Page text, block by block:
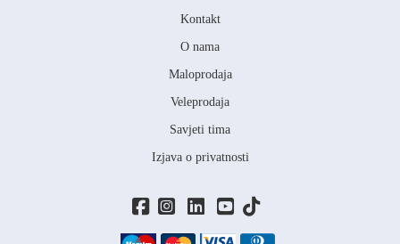
Kontakt
O nama
Maloprodaja
Veleprodaja
Savjeti tima
Izjava o privatnosti